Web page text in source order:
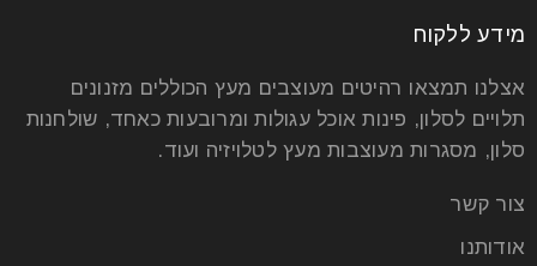
חיפוי קיר דקורטיבי
22
מידע ללקוח
אצלנו תמצאו רהיטים מעוצבים מעץ הכוללים מזנונים
תלויים לסלון, פינות אוכל עגולות ומרובעות כאחד, שולחנות
סלון, מסגרות מעוצבות מעץ לטלויזיה ועוד.
צור קשר
אודותנו